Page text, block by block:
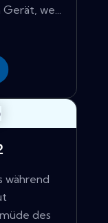
we...
während
des